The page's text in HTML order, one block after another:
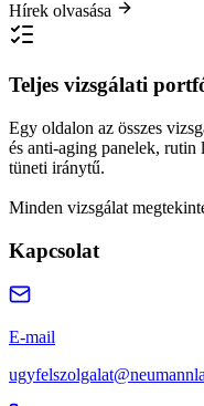
Hírek olvasása
Teljes vizsgálati
Egy oldalon az összes
és anti-aging panelek, rutin
tüneti iránytű.
Minden vizsgálat
Kapcsolat
E-mail